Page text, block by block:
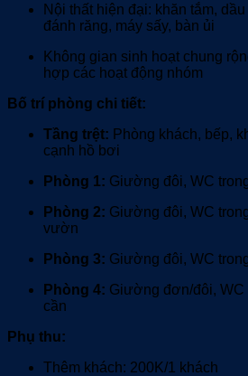
Nội thất hiện đại: khăn tắm,
đánh răng, máy sấy, bàn ủi
Không gian sinh hoạt chung
hợp các hoạt động nhóm
Bố trí phòng chi tiết:
Tầng trệt: Phòng khách, bếp,
cạnh hồ bơi
Phòng 1: Giường đôi, WC
Phòng 2: Giường đôi, WC
vườn
Phòng 3: Giường đôi, WC
Phòng 4: Giường đơn/đôi, WC
cần
Phụ thu:
Thêm khách: 200K/1 khách